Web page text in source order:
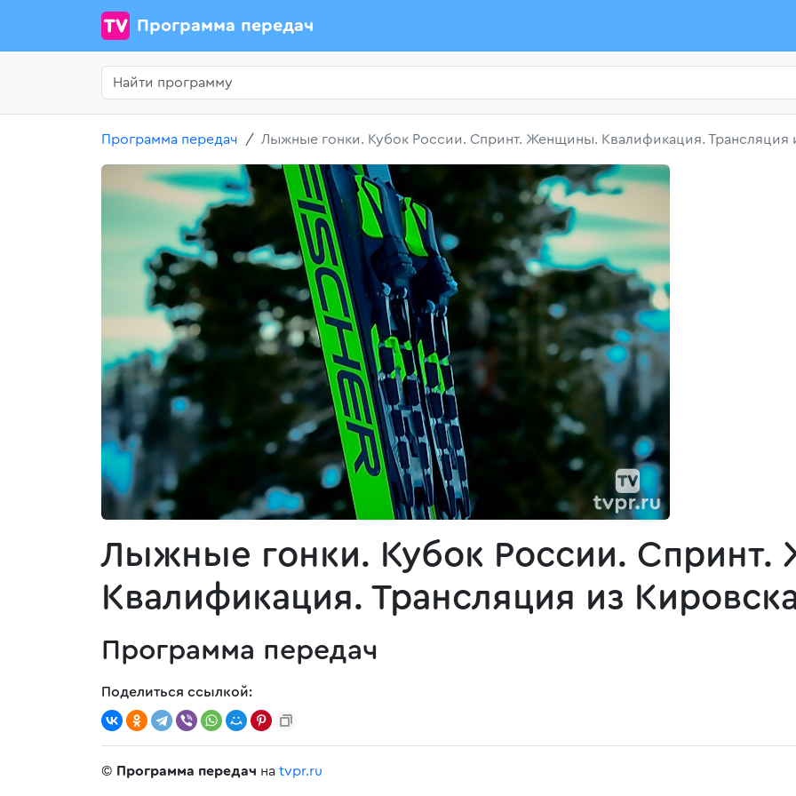
Программа передач
Программа передач Лыжные гонки. Кубок России. Спринт. Женщины. Квалификация. Трансляция
Лыжные гонки. Кубок России.
Квалификация. Трансляция из
Программа передач
Поделиться ссылкой:
© Программа передач на tvpr.ru